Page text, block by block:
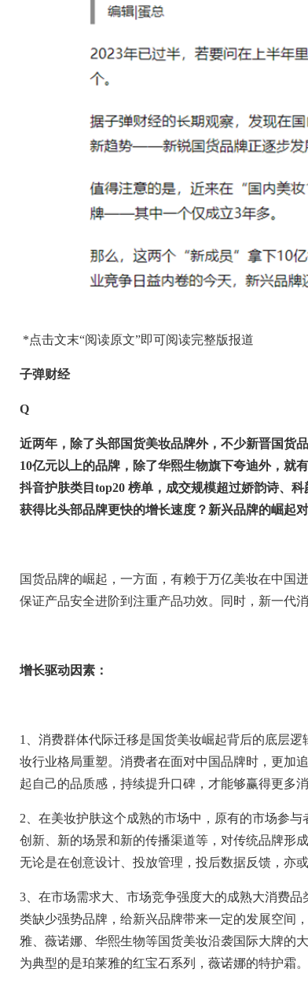
*点击文末“阅读原文”即可阅读完整版报道
子弹财经
Q
近两年，除了头部国货美妆品牌外，不少新晋国货
10亿元以上的品牌，除了华熙生物旗下夸迪外，就有
抖音护肤类目 top20 榜单，成交规模超过娇韵诗、
获得比头部品牌更快的增长速度？新兴品牌的崛起
国货品牌的崛起，一方面，有赖于万亿美妆在中国
保证产品安全进阶到注重产品功效。同时，新一代
增长驱动因素：
1 、消费群体代际迁移是国货美妆崛起背后的底层逻
妆行业格局重塑。消费者在面对中国品牌时，更加
起自己的品质感，持续提升口碑，才能够赢得更多消
2 、在美妆护肤这个成熟的市场中，原有的市场参
创新、新的场景和新的传播渠道等，对传统品牌形
无论是在创意设计、投放管理，投后数据反馈，亦
3 、在市场需求大、市场竞争强度大的成熟大消费
类缺少强势品牌，给新兴品牌带来一定的发展空间
雅、薇诺娜、华熙生物等国货美妆沿袭国际大牌的
为典型的是珀莱雅的红宝石系列，薇诺娜的特护霜。